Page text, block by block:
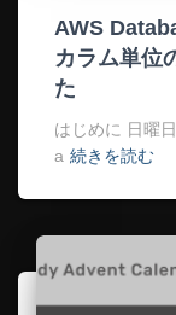
AWS
カラム単位
た
はじめに 日曜
a 続きを読む